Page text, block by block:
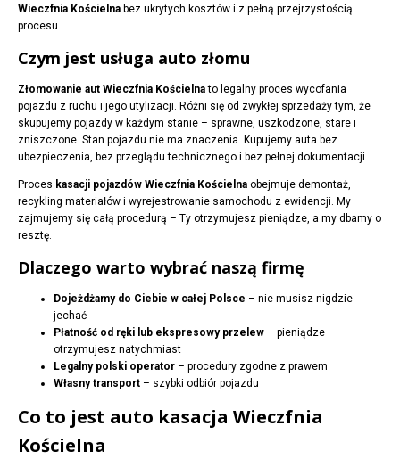
Wieczfnia Kościelna bez ukrytych kosztów i z pełną przejrzystością
procesu.
Czym jest usługa auto złomu
Złomowanie aut Wieczfnia Kościelnato legalny proces wycofania
pojazdu z ruchu i jego utylizacji. Różni się od zwykłej sprzedaży tym, że
skupujemy pojazdy w każdym stanie – sprawne, uszkodzone, stare i
zniszczone. Stan pojazdu nie ma znaczenia. Kupujemy auta bez
ubezpieczenia, bez przeglądu technicznego i bez pełnej dokumentacji.
Proces kasacji pojazdów Wieczfnia Kościelna obejmuje demontaż,
recykling materiałów i wyrejestrowanie samochodu z ewidencji. My
zajmujemy się całą procedurą – Ty otrzymujesz pieniądze, a my dbamy o
resztę.
Dlaczego warto wybrać naszą firmę
Dojeżdżamy do Ciebie w całej Polsce – nie musisz nigdzie
jechać
Płatność od ręki lub ekspresowy przelew – pieniądze
otrzymujesz natychmiast
Legalny polski operator – procedury zgodne z prawem
Własny transport – szybki odbiór pojazdu
Co to jest auto kasacja Wieczfnia
Kościelna